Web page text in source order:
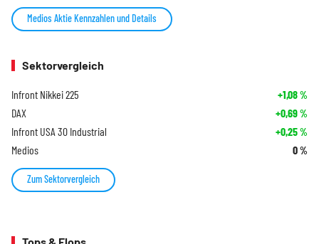
Medios Aktie Kennzahlen und Details
Sektorvergleich
Infront Nikkei 225 +1,08%
DAX +0,69%
Infront USA 30 Industrial +0,25%
Medios 0%
Zum Sektorvergleich